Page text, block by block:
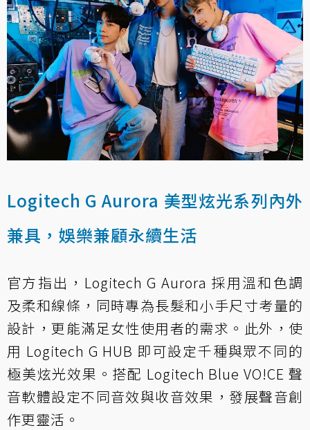
Logitech G Aurora 美型炫光系列內外
兼具，娛樂兼顧永續生活
官方指出，Logitech G Aurora 採用溫和色調
及柔和線條，同時專為長髮和小手尺寸考量的
設計，更能滿足女性使用者的需求。此外，使
用 Logitech G HUB 即可設定千種與眾不同的
極美炫光效果。搭配 Logitech Blue VO!CE 聲
音軟體設定不同音效與收音效果，發展聲音創
作更靈活。